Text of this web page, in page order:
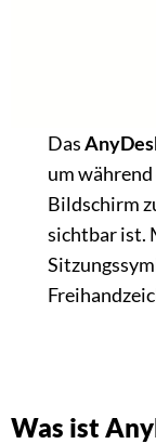
Das
um
Bildschirm
sichtbar ist.
Was ist